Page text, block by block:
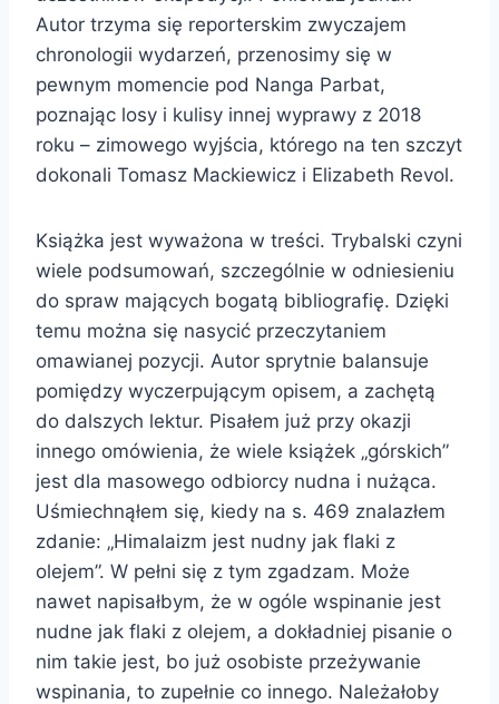
Autor trzyma się reporterskim zwyczajem
chronologii wydarzeń, przenosimy się w
pewnym momencie pod Nanga Parbat,
poznając losy i kulisy innej wyprawy z 2018
roku – zimowego wyjścia, którego na ten szczyt
dokonali Tomasz Mackiewicz i Elizabeth Revol.
Książka jest wyważona w treści. Trybalski czyni
wiele podsumowań, szczególnie w odniesieniu
do spraw mających bogatą bibliografię. Dzięki
temu można się nasycić przeczytaniem
omawianej pozycji. Autor sprytnie balansuje
pomiędzy wyczerpującym opisem, a zachętą
do dalszych lektur. Pisałem już przy okazji
innego omówienia, że wiele książek „górskich”
jest dla masowego odbiorcy nudna i nużąca.
Uśmiechnąłem się, kiedy na s. 469 znalazłem
zdanie: „Himalaizm jest nudny jak flaki z
olejem”. W pełni się z tym zgadzam. Może
nawet napisałbym, że w ogóle wspinanie jest
nudne jak flaki z olejem, a dokładniej pisanie o
nim takie jest, bo już osobiste przeżywanie
wspinania, to zupełnie co innego. Należałoby